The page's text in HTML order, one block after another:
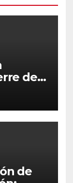
de
con la
que era
de